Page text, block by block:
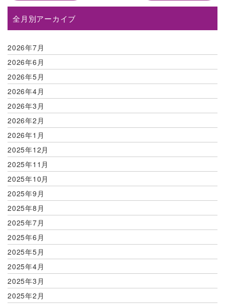
全月別アーカイブ
2026年7月
2026年6月
2026年5月
2026年4月
2026年3月
2026年2月
2026年1月
2025年12月
2025年11月
2025年10月
2025年9月
2025年8月
2025年7月
2025年6月
2025年5月
2025年4月
2025年3月
2025年2月